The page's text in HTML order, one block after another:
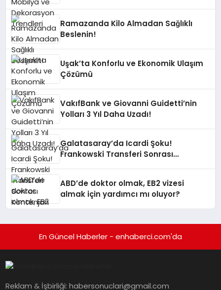
Ramazanda Kilo Almadan Sağlıklı
Beslenin!
Uşak’ta Konforlu ve Ekonomik Ulaşım
Çözümü
VakıfBank ve Giovanni Guidetti’nin
Yolları 3 Yıl Daha Uzadı!
Galatasaray’da Icardi Şoku!
Frankowski Transferi Sonrası
ABD’de doktor olmak, EB2 vizesi
almak için yardımcı mı oluyor?
En Güncel Haberler - enhaberci.com'da
Reklam & İşbirliği:habersonuclari@gmail.com